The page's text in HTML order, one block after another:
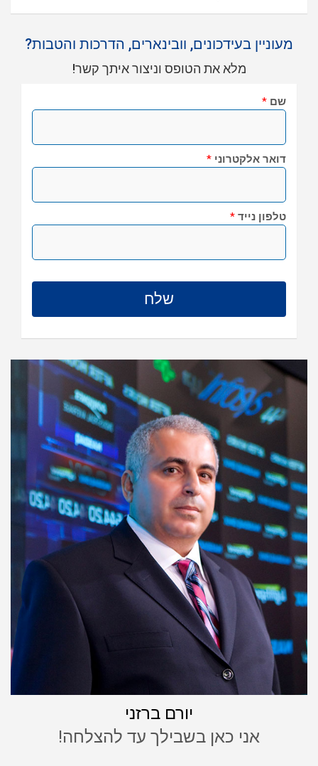
מעוניין בעידכונים, וובינארים, הדרכות והטבות?
מלא את הטופס וניצור איתך קשר!
שם *
דואר אלקטרוני *
טלפון נייד *
יורם ברזני
אני כאן בשבילך עד להצלחה!